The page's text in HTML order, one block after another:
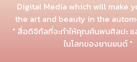
Digital Media which will make
the art and beauty in the
" สื่อดิจิทัลที่จะทำให้คุณค้นพบศิลปะ แ
ในโลกของยานยนต์ "